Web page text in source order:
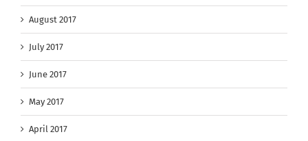
August 2017
July 2017
June 2017
May 2017
April 2017